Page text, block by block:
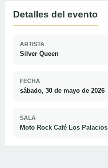
Detalles del evento
ARTISTA
Silver Queen
FECHA
sábado, 30 de mayo de 2026
SALA
Moto Rock Café Los Palacios